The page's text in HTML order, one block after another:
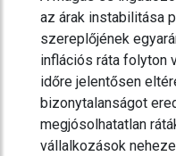
az árak instabilitása
szereplőjének
inflációs ráta folyton
időre jelentősen
bizonytalanságot
megjósolhatatlan
vállalkozások